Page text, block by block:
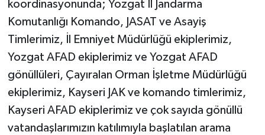
koordinasyonunda; Yozgat İl Jandarma
Komutanlığı Komando, JASAT ve Asayiş
Timlerimiz, İl Emniyet Müdürlüğü ekiplerimiz,
Yozgat AFAD ekiplerimiz ve Yozgat AFAD
gönüllüleri, Çayıralan Orman İşletme Müdürlüğü
ekiplerimiz, Kayseri JAK ve komando timlerimiz,
Kayseri AFAD ekiplerimiz ve çok sayıda gönüllü
vatandaşlarımızın katılımıyla başlatılan arama